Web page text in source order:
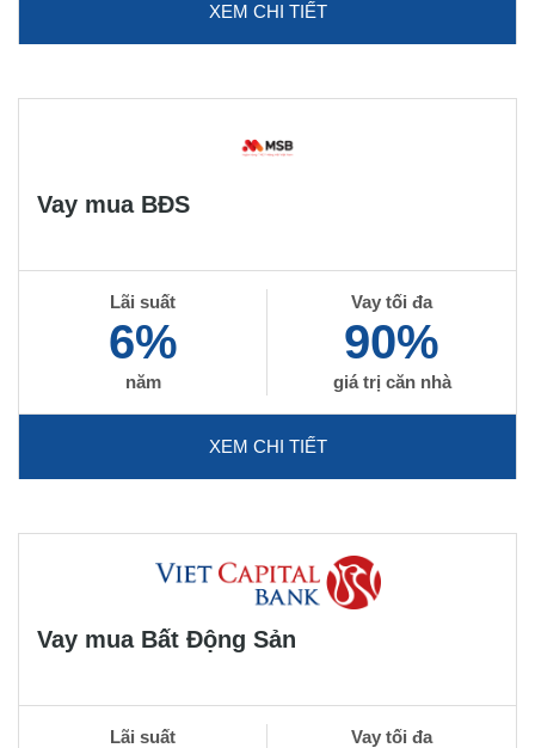
XEM CHI TIẾT
Vay mua BĐS
Lãi suất
6%
năm
Vay tối đa
90%
giá trị căn nhà
XEM CHI TIẾT
Vay mua Bất Động Sản
Lãi suất Vay tối đa